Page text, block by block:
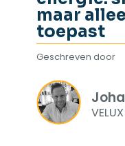
maar
toepast
Geschreven door